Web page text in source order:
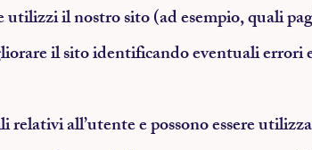
utilizzi il nostro sito (ad esempio, quali
il sito identificando eventuali errori
relativi all’utente e possono essere